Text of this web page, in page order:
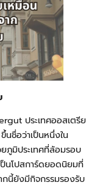
ประเทศออสเตรีย
นชื่อว่าเป็นหนึ่งใน
ภูมิประเทศที่ล้อมรอบ
ป็นโปสการ์ดยอดนิยมที่
นี้ยังมีกิจกรรมรองรับ